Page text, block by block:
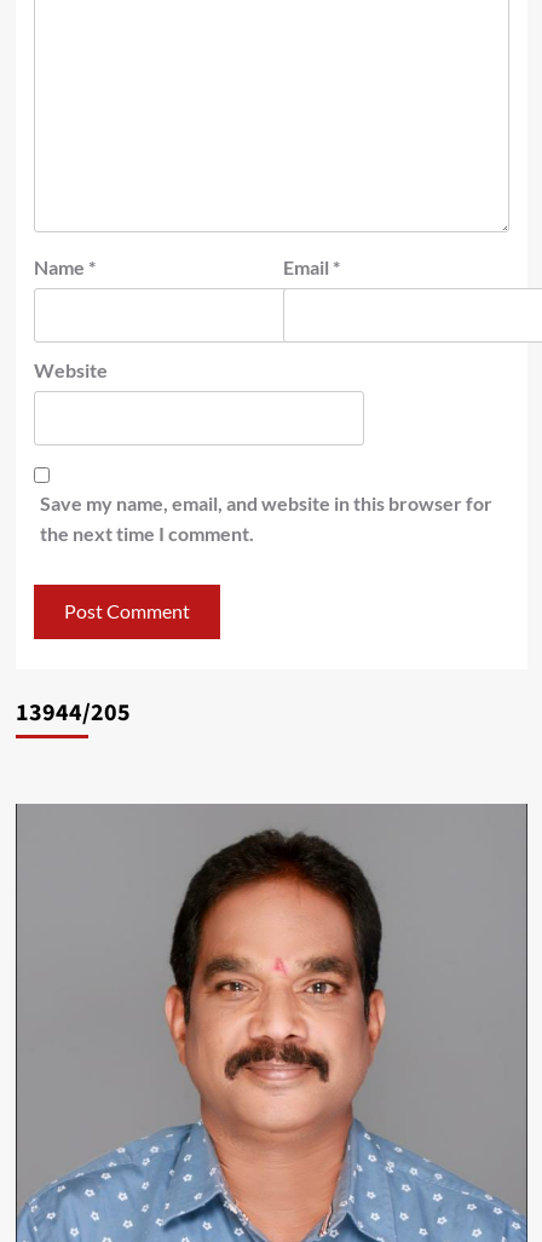
Name * Email *
Website
Save my name, email, and website in this browser for
the next time I comment.
13944/205